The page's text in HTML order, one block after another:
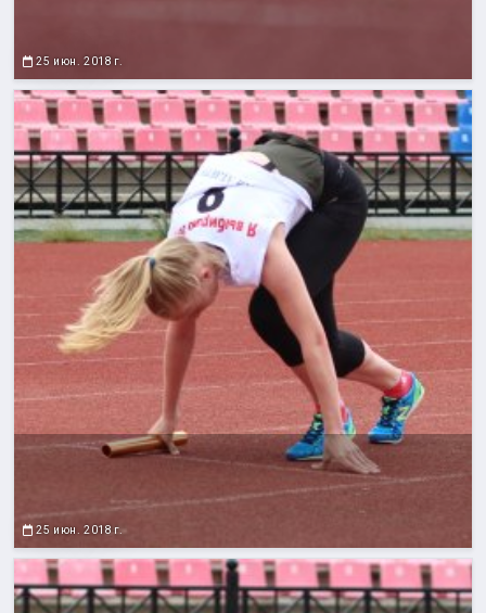
25 июн. 2018 г.
25 июн. 2018 г.